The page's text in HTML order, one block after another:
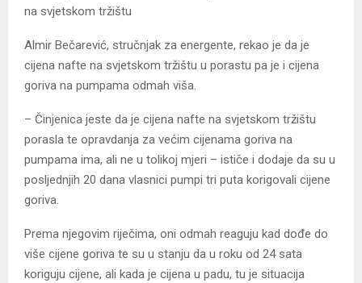
na svjetskom tržištu
Almir Bečarević, stručnjak za energente, rekao je da je
cijena nafte na svjetskom tržištu u porastu pa je i cijena
goriva na pumpama odmah viša.
– Činjenica jeste da je cijena nafte na svjetskom tržištu
porasla te opravdanja za većim cijenama goriva na
pumpama ima, ali ne u tolikoj mjeri – ističe i dodaje da su u
posljednjih 20 dana vlasnici pumpi tri puta korigovali cijene
goriva.
Prema njegovim riječima, oni odmah reaguju kad dođe do
više cijene goriva te su u stanju da u roku od 24 sata
koriguju cijene, ali kada je cijena u padu, tu je situacija